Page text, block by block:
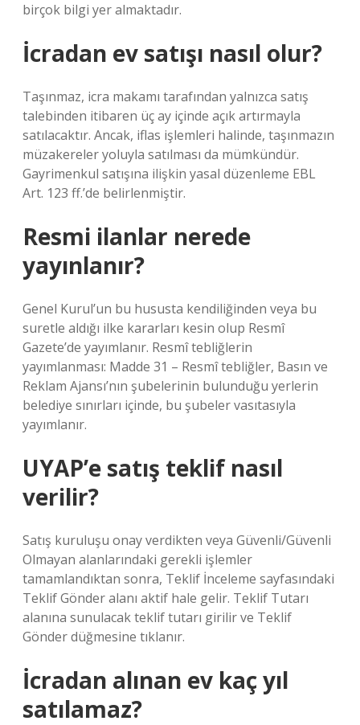
birçok bilgi yer almaktadır.
İcradan ev satışı nasıl olur?
Taşınmaz, icra makamı tarafından yalnızca satış
talebinden itibaren üç ay içinde açık artırmayla
satılacaktır. Ancak, iflas işlemleri halinde, taşınmazın
müzakereler yoluyla satılması da mümkündür.
Gayrimenkul satışına ilişkin yasal düzenleme EBL
Art. 123 ff.’de belirlenmiştir.
Resmi ilanlar nerede
yayınlanır?
Genel Kurul’un bu hususta kendiliğinden veya bu
suretle aldığı ilke kararları kesin olup Resmî
Gazete’de yayımlanır. Resmî tebliğlerin
yayımlanması: Madde 31 – Resmî tebliğler, Basın ve
Reklam Ajansı’nın şubelerinin bulunduğu yerlerin
belediye sınırları içinde, bu şubeler vasıtasıyla
yayımlanır.
UYAP’e satış teklif nasıl
verilir?
Satış kuruluşu onay verdikten veya Güvenli/Güvenli
Olmayan alanlarındaki gerekli işlemler
tamamlandıktan sonra, Teklif İnceleme sayfasındaki
Teklif Gönder alanı aktif hale gelir. Teklif Tutarı
alanına sunulacak teklif tutarı girilir ve Teklif
Gönder düğmesine tıklanır.
İcradan alınan ev kaç yıl
satılamaz?